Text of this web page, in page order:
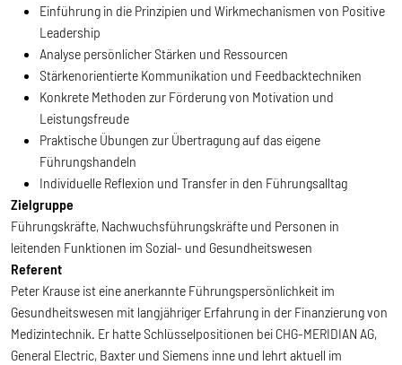
Einführung in die Prinzipien und Wirkmechanismen von Positive
Leadership
Analyse persönlicher Stärken und Ressourcen
Stärkenorientierte Kommunikation und Feedbacktechniken
Konkrete Methoden zur Förderung von Motivation und
Leistungsfreude
Praktische Übungen zur Übertragung auf das eigene
Führungshandeln
Individuelle Reflexion und Transfer in den Führungsalltag
Zielgruppe
Führungskräfte, Nachwuchsführungskräfte und Personen in
leitenden Funktionen im Sozial- und Gesundheitswesen
Referent
Peter Krause ist eine anerkannte Führungspersönlichkeit im
Gesundheitswesen mit langjähriger Erfahrung in der Finanzierung von
Medizintechnik. Er hatte Schlüsselpositionen bei CHG-MERIDIAN AG,
General Electric, Baxter und Siemens inne und lehrt aktuell im